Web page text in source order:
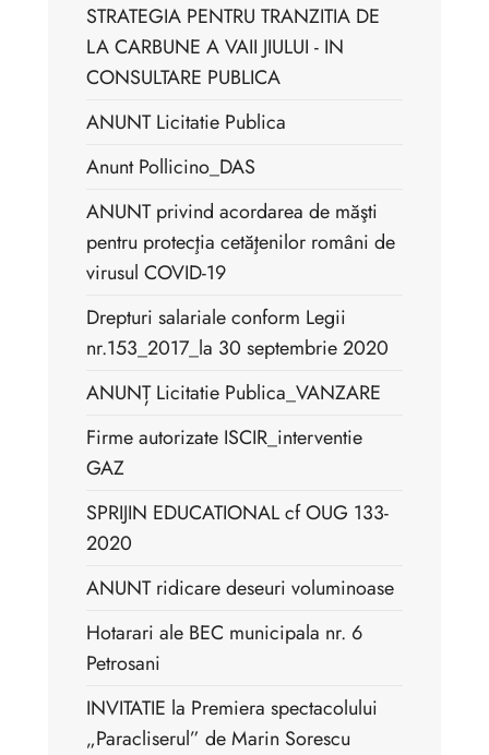
STRATEGIA PENTRU TRANZITIA DE
LA CARBUNE A VAII JIULUI - IN
CONSULTARE PUBLICA
ANUNT Licitatie Publica
Anunt Pollicino_DAS
ANUNT privind acordarea de măşti
pentru protecţia cetăţenilor români de
virusul COVID-19
Drepturi salariale conform Legii
nr.153_2017_la 30 septembrie 2020
ANUNȚ Licitatie Publica_VANZARE
Firme autorizate ISCIR_interventie
GAZ
SPRIJIN EDUCATIONAL cf OUG 133-
2020
ANUNT ridicare deseuri voluminoase
Hotarari ale BEC municipala nr. 6
Petrosani
INVITATIE la Premiera spectacolului
„Paracliserul” de Marin Sorescu